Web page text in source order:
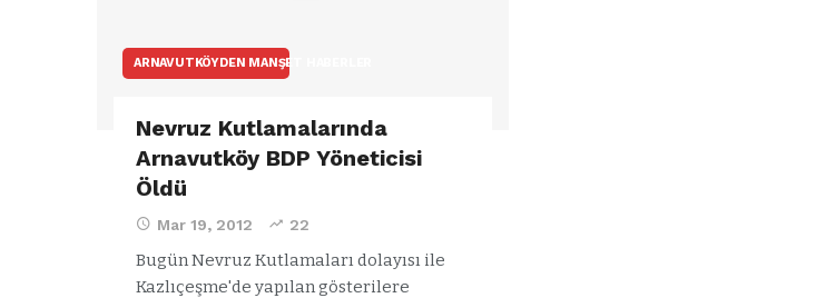
ARNAVUTKÖYDEN MANŞET HABERLER
Nevruz Kutlamalarında
Arnavutköy BDP Yöneticisi
Öldü
Mar 19, 2012 22
Bugün Nevruz Kutlamaları dolayısı ile
Kazlıçeşme'de yapılan gösterilere